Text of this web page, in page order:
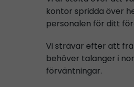
kontor spridda över
personalen för ditt
Vi strävar efter att
behöver talanger i
förväntningar.